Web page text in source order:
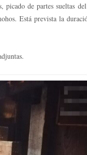
de partes sueltas
Está prevista la